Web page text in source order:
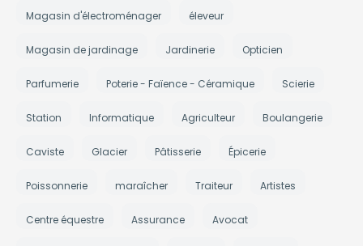
Magasin d'électroménager éleveur
Magasin de jardinage Jardinerie Opticien
Parfumerie Poterie - Faïence - Céramique Scierie
Station Informatique Agriculteur Boulangerie
Caviste Glacier Pâtisserie Épicerie
Poissonnerie maraîcher Traiteur Artistes
Centre équestre Assurance Avocat